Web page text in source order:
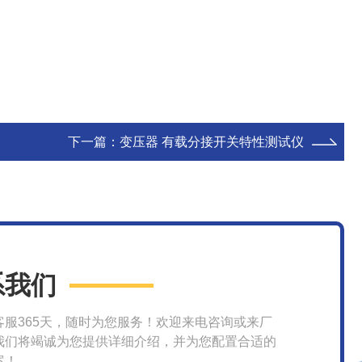
下一篇： 变压器 有载分接开关特性测试仪
们
服365天，随时为您服务！欢迎来电咨询或来厂
们将竭诚为您提供详细介绍，并为您配置合适的